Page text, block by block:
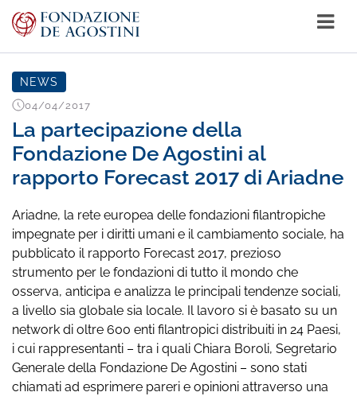
NEWS
04/04/2017
La partecipazione della
Fondazione De Agostini al
rapporto Forecast 2017 di Ariadne
Ariadne, la rete europea delle fondazioni filantropiche
impegnate per i diritti umani e il cambiamento sociale, ha
pubblicato il rapporto Forecast 2017, prezioso
strumento per le fondazioni di tutto il mondo che
osserva, anticipa e analizza le principali tendenze sociali,
a livello sia globale sia locale. Il lavoro si è basato su un
network di oltre 600 enti filantropici distribuiti in 24 Paesi,
i cui rappresentanti – tra i quali Chiara Boroli, Segretario
Generale della Fondazione De Agostini – sono stati
chiamati ad esprimere pareri e opinioni attraverso una